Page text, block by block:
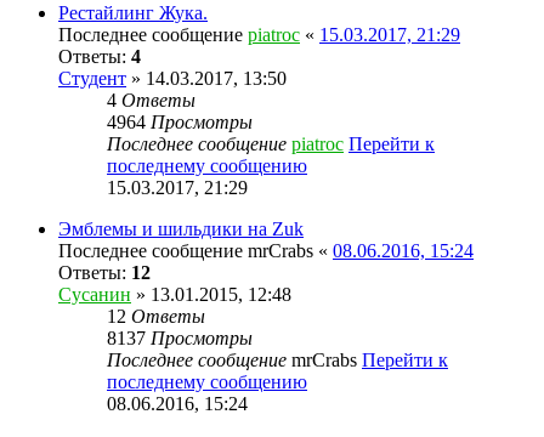
Рестайлинг Жука.
Последнее сообщение piatroc « 15.03.2017, 21:29
Ответы: 4
Студент » 14.03.2017, 13:50
4 Ответы
4964 Просмотры
Последнее сообщение piatroc Перейти к
последнему сообщению
15.03.2017, 21:29
Эмблемы и шильдики на Zuk
Последнее сообщение mrCrabs « 08.06.2016, 15:24
Ответы: 12
Сусанин » 13.01.2015, 12:48
12 Ответы
8137 Просмотры
Последнее сообщение mrCrabs Перейти к
последнему сообщению
08.06.2016, 15:24